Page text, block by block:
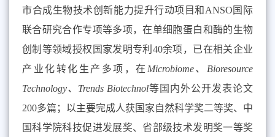
市合成生物技术创新能力提升行动项目和ANSO 国际
联合研究合作专项等多项，在单细胞蛋白和酶的生物
创制等领域授权国家发明专利 40余项，已在相关企业
产业化转化生产多项，在 Microbiome、Bioresource
Technology、 Trends Biotechnol等国内外公开发表论文
200多篇；以主要完成人获国家自然科学奖二等奖、中
国科学院科技促进发展奖、省部级技术发明奖一等奖